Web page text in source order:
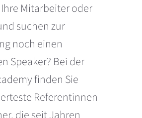
Mitarbeiter oder
suchen zur
noch einen
Speaker? Bei der
finden Sie
Referentinnen